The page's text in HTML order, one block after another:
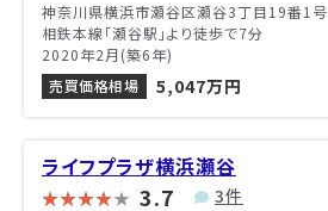
神奈川県横浜市瀬谷区瀬谷3丁目19番1号
相鉄本線「瀬谷駅」より徒歩で7分
2020年2月(築6年)
売買価格相場
5,047万円
ライフプラザ横浜瀬谷
3.7 3件